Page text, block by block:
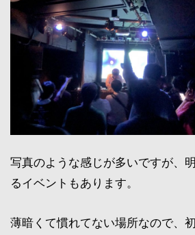
写真のような感じが多いですが、
るイベントもあります。
薄暗くて慣れてない場所なので、